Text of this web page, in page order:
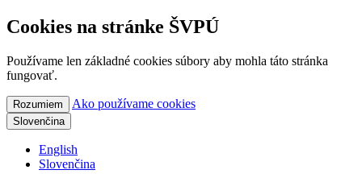
Cookies na stránke ŠVPÚ
Používame len základné cookies súbory aby mohla táto stránka
fungovať.
Rozumiem Ako používame cookies
Slovenčina
English
Slovenčina